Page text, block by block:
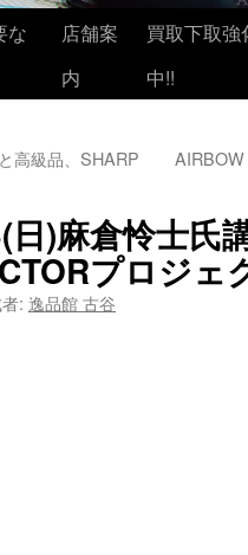
な
店舗案
内
買取下取強
中!!
高級品、SHARP
)麻倉怜士氏
プロジェ
: 逸品館 古谷